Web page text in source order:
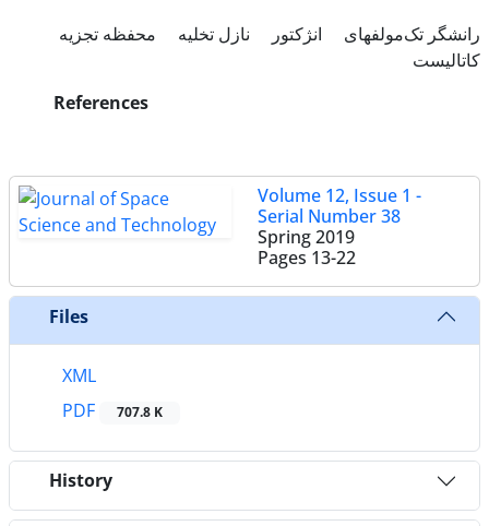
رانشگر تک‌مولفه‎ای انژکتور نازل تخلیه
محفظه تجزیه
کاتالیست
References
Volume 12, Issue 1 -
Serial Number 38
Spring 2019
Pages 13-22
Files
XML
PDF
707.8 K
History